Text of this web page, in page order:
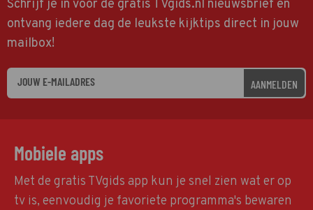
Schrijf je in voor de gratis TVgids.nl nieuwsbrief en
ontvang iedere dag de leukste kijktips direct in jouw
mailbox!
AANMELDEN
Mobiele apps
Met de gratis TVgids app kun je snel zien wat er op
tv is, eenvoudig je favoriete programma's bewaren